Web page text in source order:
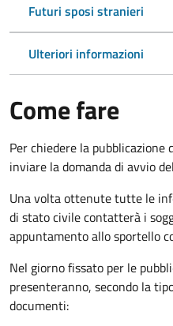
Futuri sposi stranieri
Ulteriori informazioni
Come fare
Per chiedere la
inviare la domanda di avvio
Una volta ottenute tutte le
di stato civile contatterà i
appuntamento allo sportello
Nel giorno fissato per le
presenteranno, secondo la
documenti: